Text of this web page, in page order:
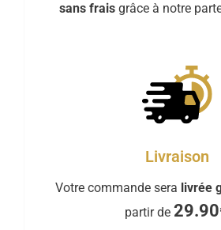
sans frais grâce à notre
Livraison
Votre commande sera livrée
partir de